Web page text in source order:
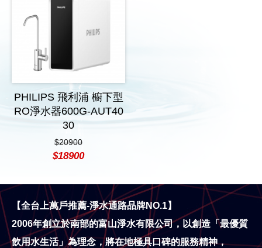
PHILIPS 飛利浦 櫥下型
RO淨水器600G-AUT40
30
$20900
$18900
【全台上萬戶推薦-淨水通路品牌NO.1】
2006年創立於南部的富山淨水有限公司，以創造「最優質
飲用水生活」為理念，將在地極具口碑的服務精神，